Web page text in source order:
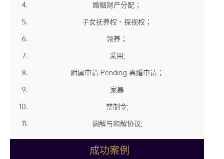
婚姻财产分配；
子女抚养权、探视权；
领养；
采用;
附属申请 Pending 离婚申请；
家暴
禁制令;
调解与和解协议;
成功案例